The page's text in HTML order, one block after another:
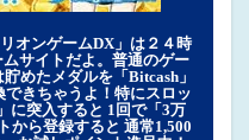
オンゲームDX」は２４時
サイトだよ。普通のゲー
めたメダルを「Bitcash」
きちゃうよ！特にスロッ
に突入すると 1回で「3万
から登録すると 通常1,500